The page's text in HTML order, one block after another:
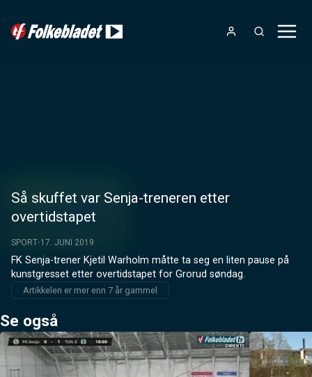
Så skuffet var Senja-treneren etter
overtidstapet
SPORT 17. JUNI 2019
FK Senja-trener Kjetil Warholm måtte ta seg en liten pause på
kunstgresset etter overtidstapet for Grorud søndag.
Artikkelen er mer enn 7 år gammel
Se også